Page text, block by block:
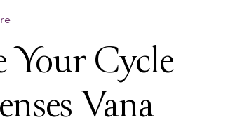
Your Cycle
Vana